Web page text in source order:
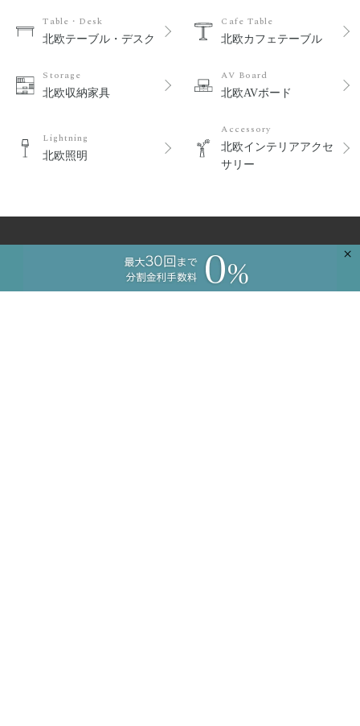
×
Table・Desk
北欧テーブル・デスク
Cafe Table
北欧カフェテーブル
Storage
北欧収納家具
AV Board
北欧AVボード
Lightning
北欧照明
Accessory
北欧インテリアアクセ
サリー
ショッピングガイド
新規会員登録